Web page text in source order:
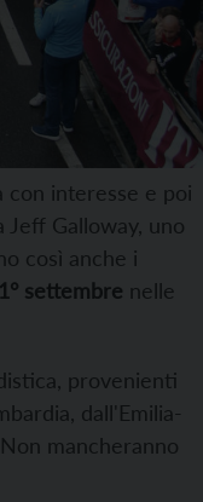
con interesse e poi
Galloway, uno
così anche i
settembre nelle
provenienti
dall'Emilia-
mancheranno